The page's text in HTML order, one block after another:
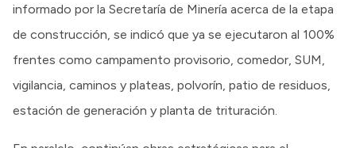
informado por la Secretaría de Minería acerca de la etapa
de construcción, se indicó que ya se ejecutaron al 100%
frentes como campamento provisorio, comedor, SUM,
vigilancia, caminos y plateas, polvorín, patio de residuos,
estación de generación y planta de trituración.